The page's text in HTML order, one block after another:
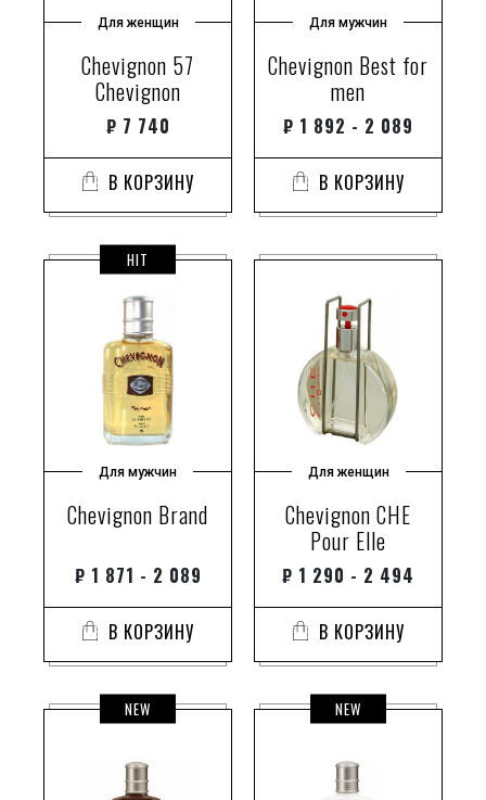
Для женщин
Chevignon 57
Chevignon
₽ 7 740
В КОРЗИНУ
Для мужчин
Chevignon Best for
men
₽ 1 892 - 2 089
В КОРЗИНУ
HIT
Для мужчин
Chevignon Brand
₽ 1 871 - 2 089
В КОРЗИНУ
Для женщин
Chevignon CHE
Pour Elle
₽ 1 290 - 2 494
В КОРЗИНУ
NEW NEW